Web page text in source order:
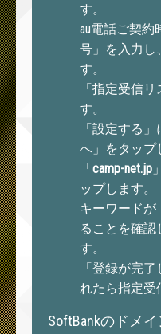
す。
au電話ご契約
号」を入力し
す。
「指定受信
す。
「設定する
へ」をタップ
「camp-net.jp
ップします。
キーワードが
ることを確認
す。
「登録が完
れたら指定受
SoftBankのドメ